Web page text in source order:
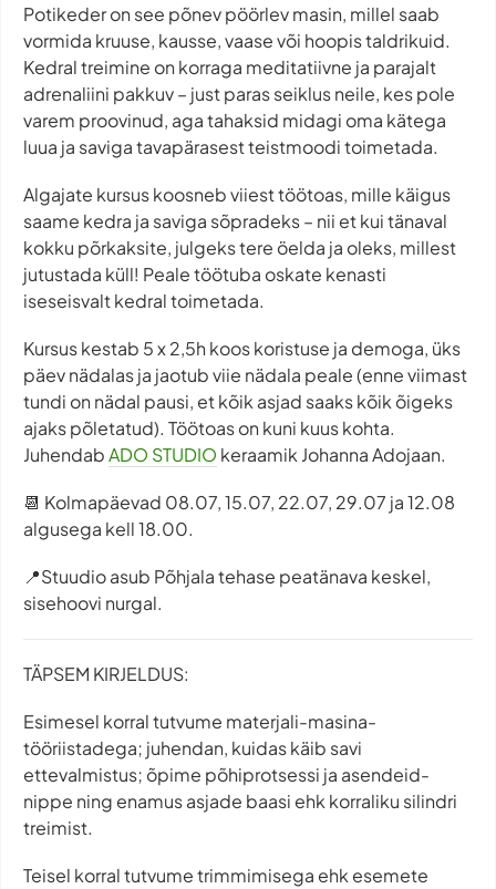
Potikeder on see põnev pöörlev masin, millel saab
vormida kruuse, kausse, vaase või hoopis taldrikuid.
Kedral treimine on korraga meditatiivne ja parajalt
adrenaliini pakkuv – just paras seiklus neile, kes pole
varem proovinud, aga tahaksid midagi oma kätega
luua ja saviga tavapärasest teistmoodi toimetada.
Algajate kursus koosneb viiest töötoas, mille käigus
saame kedra ja saviga sõpradeks – nii et kui tänaval
kokku põrkaksite, julgeks tere öelda ja oleks, millest
jutustada küll! Peale töötuba oskate kenasti
iseseisvalt kedral toimetada.
Kursus kestab 5 x 2,5h koos koristuse ja demoga, üks
päev nädalas ja jaotub viie nädala peale (enne viimast
tundi on nädal pausi, et kõik asjad saaks kõik õigeks
ajaks põletatud). Töötoas on kuni kuus kohta.
JuhendabADO STUDIO keraamik Johanna Adojaan.
📆 Kolmapäevad 08.07, 15.07, 22.07, 29.07 ja 12.08
algusega kell 18.00.
📍Stuudio asub Põhjala tehase peatänava keskel,
sisehoovi nurgal.
TÄPSEM KIRJELDUS:
Esimesel korral tutvume materjali-masina-
tööriistadega; juhendan, kuidas käib savi
ettevalmistus; õpime põhiprotsessi ja asendeid-
nippe ning enamus asjade baasi ehk korraliku silindri
treimist.
Teisel korral tutvume trimmimisega ehk esemete